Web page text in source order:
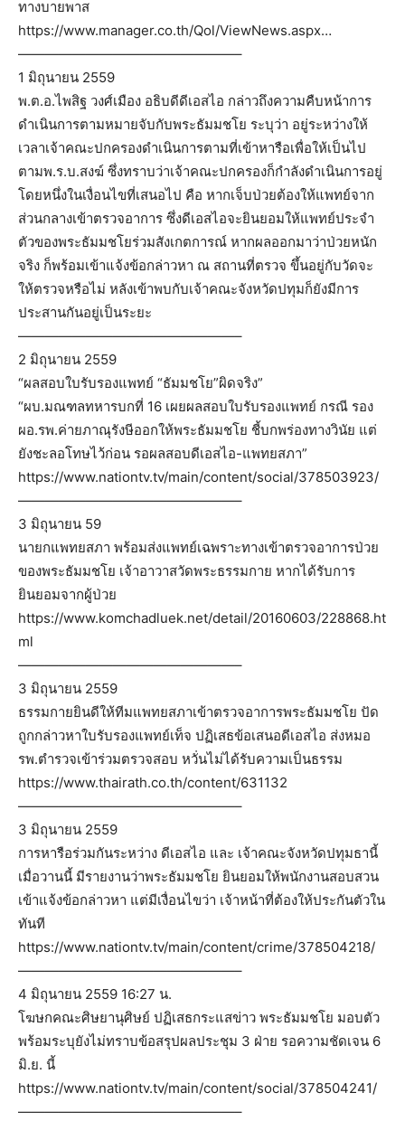
ทางบายพาส
https://www.manager.co.th/Qol/ViewNews.aspx…
————————————————–
1 มิถุนายน 2559
พ.ต.อ.ไพสิฐ วงศ์เมือง อธิบดีดีเอสไอ กล่าวถึงความคืบหน้าการ
ดำเนินการตามหมายจับกับพระธัมมชโย ระบุว่า อยู่ระหว่างให้
เวลาเจ้าคณะปกครองดำเนินการตามที่เข้าหารือเพื่อให้เป็นไป
ตามพ.ร.บ.สงฆ์ ซึ่งทราบว่าเจ้าคณะปกครองก็กำลังดำเนินการอยู่
โดยหนึ่งในเงื่อนไขที่เสนอไป คือ หากเจ็บป่วยต้องให้แพทย์จาก
ส่วนกลางเข้าตรวจอาการ ซึ่งดีเอสไอจะยินยอมให้แพทย์ประจำ
ตัวของพระธัมมชโยร่วมสังเกตการณ์ หากผลออกมาว่าป่วยหนัก
จริง ก็พร้อมเข้าแจ้งข้อกล่าวหา ณ สถานที่ตรวจ ขึ้นอยู่กับวัดจะ
ให้ตรวจหรือไม่ หลังเข้าพบกับเจ้าคณะจังหวัดปทุมก็ยังมีการ
ประสานกันอยู่เป็นระยะ
————————————————–
2 มิถุนายน 2559
“ผลสอบใบรับรองแพทย์ “ธัมมชโย”ผิดจริง”
“ผบ.มณฑลทหารบกที่ 16 เผยผลสอบใบรับรองแพทย์ กรณี รอง
ผอ.รพ.ค่ายภาณุรังษีออกให้พระธัมมชโย ชี้บกพร่องทางวินัย แต่
ยังชะลอโทษไว้ก่อน รอผลสอบดีเอสไอ-แพทยสภา”
https://www.nationtv.tv/main/content/social/378503923/
————————————————–
3 มิถุนายน 59
นายกแพทยสภา พร้อมส่งแพทย์เฉพราะทางเข้าตรวจอาการป่วย
ของพระธัมมชโย เจ้าอาวาสวัดพระธรรมกาย หากได้รับการ
ยินยอมจากผู้ป่วย
https://www.komchadluek.net/detail/20160603/228868.ht
ml
————————————————–
3 มิถุนายน 2559
ธรรมกายยินดีให้ทีมแพทยสภาเข้าตรวจอาการพระธัมมชโย ปัด
ถูกกล่าวหาใบรับรองแพทย์เท็จ ปฏิเสธข้อเสนอดีเอสไอ ส่งหมอ
รพ.ตำรวจเข้าร่วมตรวจสอบ หวั่นไม่ได้รับความเป็นธรรม
https://www.thairath.co.th/content/631132
————————————————–
3 มิถุนายน 2559
การหารือร่วมกันระหว่าง ดีเอสไอ และ เจ้าคณะจังหวัดปทุมธานี้
เมื่อวานนี้ มีรายงานว่าพระธัมมชโย ยินยอมให้พนักงานสอบสวน
เข้าแจ้งข้อกล่าวหา แต่มีเงื่อนไขว่า เจ้าหน้าที่ต้องให้ประกันตัวใน
ทันที
https://www.nationtv.tv/main/content/crime/378504218/
————————————————–
4 มิถุนายน 2559 16:27 น.
โฆษกคณะศิษยานุศิษย์ ปฏิเสธกระแสข่าว พระธัมมชโย มอบตัว
พร้อมระบุยังไม่ทราบข้อสรุปผลประชุม 3 ฝ่าย รอความชัดเจน 6
มิ.ย. นี้
https://www.nationtv.tv/main/content/social/378504241/
————————————————–